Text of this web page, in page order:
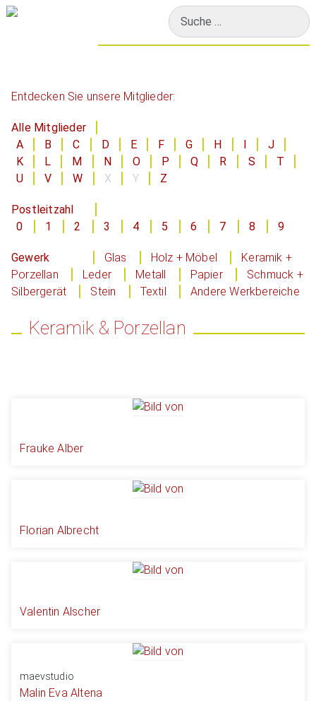
Suchen
Entdecken Sie unsere Mitglieder:
Alle Mitglieder
A
B C D E F G H
J
K
L M N O P Q R S
T
U
V W X Y Z
Postleitzahl
0
1 2 3 4 5 6 7 8 9
Gewerk Glas Holz + Möbel
Keramik +
Porzellan
Leder Metall Papier
Schmuck +
Silbergerät
Stein Textil Andere Werkbereiche
Keramik & Porzellan
Frauke Alber
Florian Albrecht
Valentin Alscher
maevstudio
Malin Eva Altena